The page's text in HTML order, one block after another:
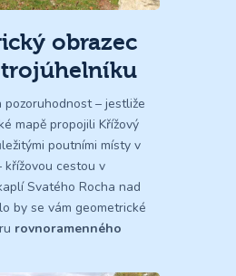
obrazec
– jestliže
mapě propojili Křížový
poutními místy v
křížovou cestou v
Svatého Rocha nad
by se vám geometrické
rovnoramenného